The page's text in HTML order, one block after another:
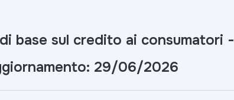
base sul credito ai consumatori -
29/06/2026